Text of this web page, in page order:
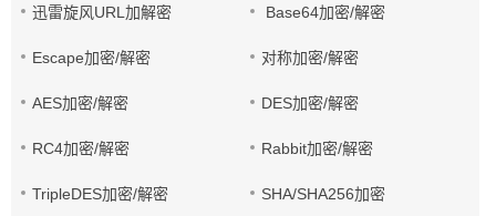
迅雷旋风URL加解密 Base64加密/解密
Escape加密/解密 对称加密/解密
AES加密/解密 DES加密/解密
RC4加密/解密 Rabbit加密/解密
TripleDES加密/解密 SHA/SHA256加密